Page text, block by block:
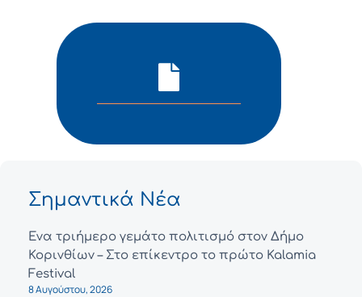
Σημαντικά Νέα
Ένα τριήμερο γεμάτο πολιτισμό στον Δήμο
Κορινθίων – Στο επίκεντρο το πρώτο Kalamia
Festival
8 Αυγούστου, 2026